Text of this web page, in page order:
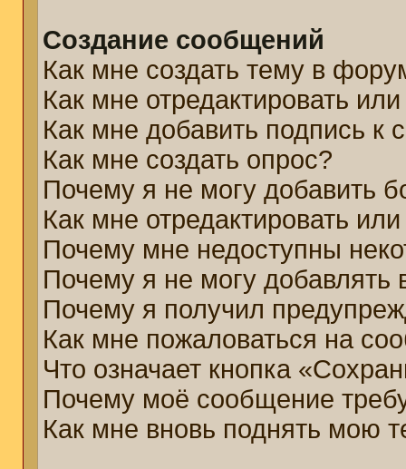
Создание сообщений
Как мне создать тему в
Как мне отредактировать
Как мне добавить подпись
Как мне создать опрос?
Почему я не могу добавить
Как мне отредактировать
Почему мне недоступны
Почему я не могу добавлять
Почему я получил
Как мне пожаловаться на
Что означает кнопка
Почему моё сообщение
Как мне вновь поднять мою